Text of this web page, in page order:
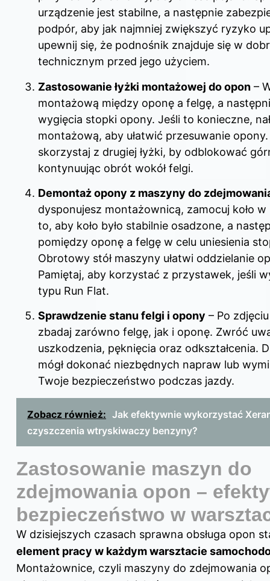
urządzenie jest stabilne, a następnie
podpór, aby jak najmniej zwiększyć ryzyko
upewnij się, że podnośnik znajduje się w
technicznym przed jego użyciem.
Zastosowanie łyżki montażowej do opon –
montażową między oponę a felgę, a
wygięcia stopki opony. Jeśli to konieczne,
montażową, aby ułatwić przesuwanie
skorzystaj z drugiej łyżki, by odblokować
kontynuując obrót wokół felgi.
Demontaż opony z maszyny do
dysponujesz montażownicą, zamocuj koło
to, aby koło było stabilnie osadzone, a
pomiędzy oponę a felgę w celu uniesienia
Obrotowy stół maszyny ułatwi oddzielanie
Pamiętaj, aby korzystać z przystawek, jeśli
typu Run Flat.
Sprawdzenie stanu felgi i opony – Po
zbadaj zarówno felgę, jak i oponę. Zwróć
uszkodzenia, pęknięcia oraz odkształcenia.
mógł dokonać niezbędnych napraw lub
Twoje bezpieczeństwo podczas jazdy.
Zobacz również: Jak efektywnie wykorzystać
czyszczenia wtryskiwaczy benzyny?
Zastosowanie maszyn do
zdejmowania opon –
bezpieczeństwo w
W dzisiejszych czasach sprawna obsługa opon
element pracy w każdym warsztacie
Montażownice, czyli maszyny do zdejmowania